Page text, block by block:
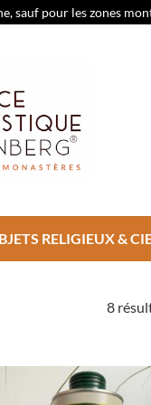
pour les zones
RELIGIEUX &
8